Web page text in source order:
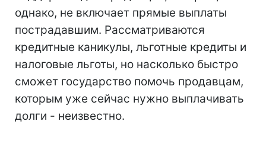
однако, не включает прямые выплаты
пострадавшим. Рассматриваются
кредитные каникулы, льготные кредиты и
налоговые льготы, но насколько быстро
сможет государство помочь продавцам,
которым уже сейчас нужно выплачивать
долги - неизвестно.